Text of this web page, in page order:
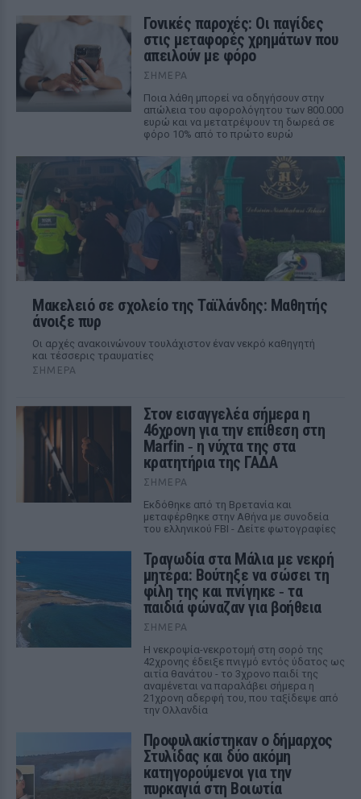
Γονικές παροχές: Οι παγίδες
στις μεταφορές χρημάτων που
απειλούν με φόρο
ΣΉΜΕΡΑ
Ποια λάθη μπορεί να οδηγήσουν στην
απώλεια του αφορολόγητου των 800.000
ευρώ και να μετατρέψουν τη δωρεά σε
φόρο 10% από το πρώτο ευρώ
Μακελειό σε σχολείο της Ταϊλάνδης: Μαθητής
άνοιξε πυρ
Οι αρχές ανακοινώνουν τουλάχιστον έναν νεκρό καθηγητή
και τέσσερις τραυματίες
ΣΉΜΕΡΑ
Στον εισαγγελέα σήμερα η
46χρονη για την επίθεση στη
Marfin ‑ η νύχτα της στα
κρατητήρια της ΓΑΔΑ
ΣΉΜΕΡΑ
Εκδόθηκε από τη Βρετανία και
μεταφέρθηκε στην Αθήνα με συνοδεία
του ελληνικού FBI - Δείτε φωτογραφίες
Τραγωδία στα Μάλια με νεκρή
μητέρα: Βούτηξε να σώσει τη
φίλη της και πνίγηκε ‑ τα
παιδιά φώναζαν για βοήθεια
ΣΉΜΕΡΑ
Η νεκροψία-νεκροτομή στη σορό της
42χρονης έδειξε πνιγμό εντός ύδατος ως
αιτία θανάτου - το 3χρονο παιδί της
αναμένεται να παραλάβει σήμερα η
21χρονη αδερφή του, που ταξίδεψε από
την Ολλανδία
Προφυλακίστηκαν ο δήμαρχος
Στυλίδας και δύο ακόμη
κατηγορούμενοι για την
πυρκαγιά στη Βοιωτία